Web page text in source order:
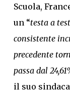
Scuola,
un “testa a
consistente
precedente
passa dal
il suo